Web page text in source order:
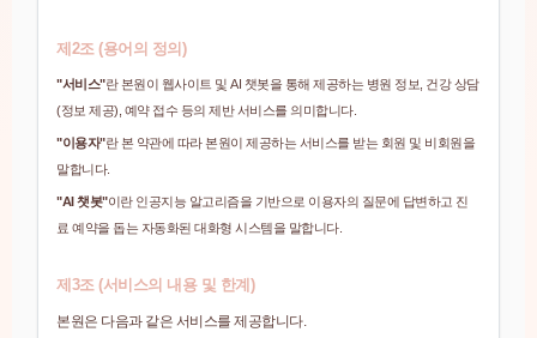
제2조 (용어의 정의)
"서비스"란 본원이 웹사이트 및 AI 챗봇을 통해 제공하는 병원 정보, 건강 상담
(정보 제공), 예약 접수 등의 제반 서비스를 의미합니다.
"이용자"란 본 약관에 따라 본원이 제공하는 서비스를 받는 회원 및 비회원을
말합니다.
"AI 챗봇"이란 인공지능 알고리즘을 기반으로 이용자의 질문에 답변하고 진
료 예약을 돕는 자동화된 대화형 시스템을 말합니다.
제3조 (서비스의 내용 및 한계)
본원은 다음과 같은 서비스를 제공합니다.